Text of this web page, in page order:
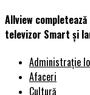
Allview
televizor Smart și
Administrație
Afaceri
Cultură